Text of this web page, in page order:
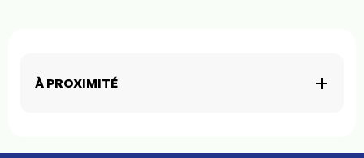
À PROXIMITÉ